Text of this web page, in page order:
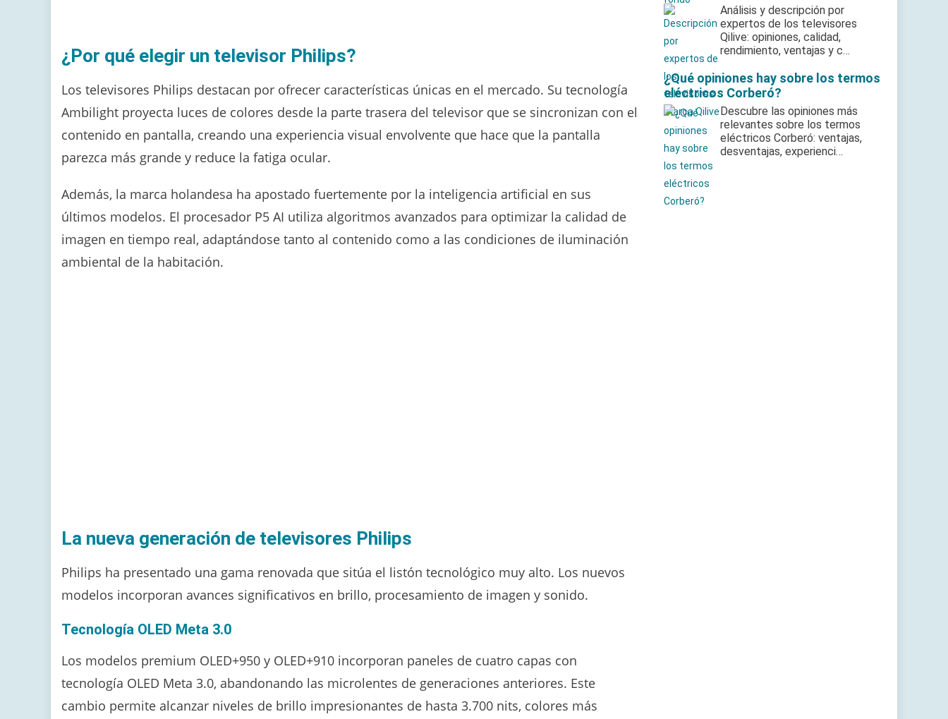
¿Por qué elegir un televisor Philips?
Los televisores Philips destacan por ofrecer características únicas en el mercado. Su tecnología
Ambilight proyecta luces de colores desde la parte trasera del televisor que se sincronizan con el
contenido en pantalla, creando una experiencia visual envolvente que hace que la pantalla
parezca más grande y reduce la fatiga ocular.
Además, la marca holandesa ha apostado fuertemente por la inteligencia artificial en sus
últimos modelos. El procesador P5 AI utiliza algoritmos avanzados para optimizar la calidad de
imagen en tiempo real, adaptándose tanto al contenido como a las condiciones de iluminación
ambiental de la habitación.
La nueva generación de televisores Philips
Philips ha presentado una gama renovada que sitúa el listón tecnológico muy alto. Los nuevos
modelos incorporan avances significativos en brillo, procesamiento de imagen y sonido.
Tecnología OLED Meta 3.0
Los modelos premium OLED+950 y OLED+910 incorporan paneles de cuatro capas con
tecnología OLED Meta 3.0, abandonando las microlentes de generaciones anteriores. Este
cambio permite alcanzar niveles de brillo impresionantes de hasta 3.700 nits, colores más
Análisis y descripción por
expertos de los televisores
Qilive: opiniones, calidad,
rendimiento, ventajas y c…
¿Qué opiniones hay sobre los termos
eléctricos Corberó?
Descubre las opiniones más
relevantes sobre los termos
eléctricos Corberó: ventajas,
desventajas, experienci…